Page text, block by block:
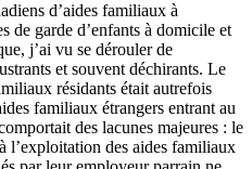
d’aides familiaux à
de garde d’enfants à domicile et
j’ai vu se dérouler de
et souvent déchirants. Le
résidants était autrefois
familiaux étrangers entrant au
des lacunes majeures : le
l’exploitation des aides familiaux